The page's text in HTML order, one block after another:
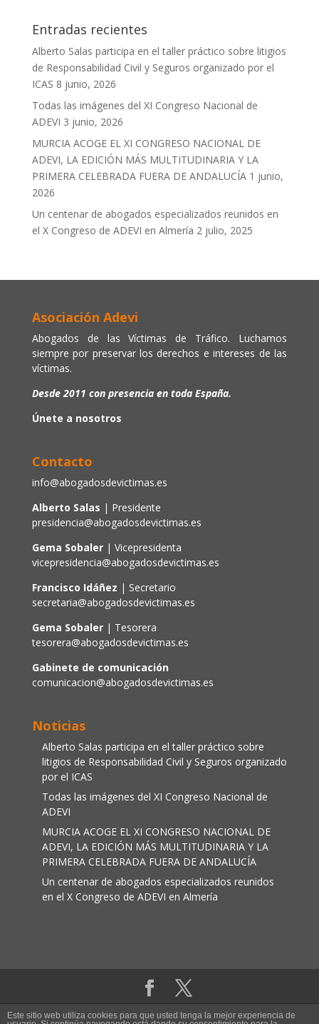
Entradas recientes
Alberto Salas participa en el taller práctico sobre litigios
de Responsabilidad Civil y Seguros organizado por el
ICAS 8 junio, 2026
Todas las imágenes del XI Congreso Nacional de
ADEVI 3 junio, 2026
MURCIA ACOGE EL XI CONGRESO NACIONAL DE
ADEVI, LA EDICIÓN MÁS MULTITUDINARIA Y LA
PRIMERA CELEBRADA FUERA DE ANDALUCÍA 1 junio,
2026
Un centenar de abogados especializados reunidos en
el X Congreso de ADEVI en Almería 2 julio, 2025
Asociación Adevi
Abogados de las Víctimas de Tráfico. Luchamos
siempre por preservar los derechos e intereses de las
víctimas.
Desde 2011 con presencia en toda España.
Únete a nosotros
Contacto
info@abogadosdevictimas.es
Alberto Salas | Presidente
presidencia@abogadosdevictimas.es
Gema Sobaler | Vicepresidenta
vicepresidencia@abogadosdevictimas.es
Francisco Idáñez | Secretario
secretaria@abogadosdevictimas.es
Gema Sobaler| Tesorera
tesorera@abogadosdevictimas.es
Gabinete de comunicación
comunicacion@abogadosdevictimas.es
Noticias
Alberto Salas participa en el taller práctico sobre
litigios de Responsabilidad Civil y Seguros organizado
por el ICAS
Todas las imágenes del XI Congreso Nacional de
ADEVI
MURCIA ACOGE EL XI CONGRESO NACIONAL DE
ADEVI, LA EDICIÓN MÁS MULTITUDINARIA Y LA
PRIMERA CELEBRADA FUERA DE ANDALUCÍA
Un centenar de abogados especializados reunidos
en el X Congreso de ADEVI en Almería
Aviso legal|Política de cookies
Este sitio web utiliza cookies para que usted tenga la mejor experiencia de